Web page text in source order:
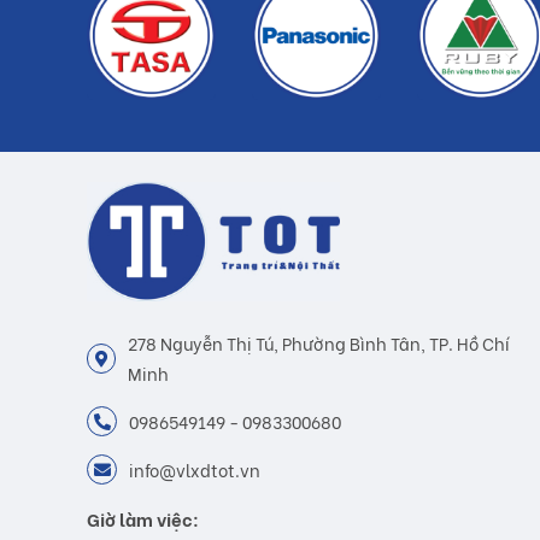
278 Nguyễn Thị Tú, Phường Bình Tân, TP. Hồ Chí
Minh
0986549149 - 0983300680
info@vlxdtot.vn
Giờ làm việc: